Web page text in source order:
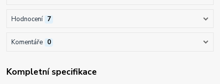
Hodnocení 7
Komentáře 0
Kompletní specifikace